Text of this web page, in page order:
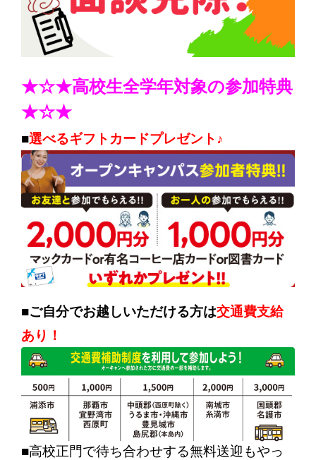
★☆★高校生全学年対象の参加特典
★☆★
■選べるギフトカードプレゼント♪
■ご自分でお越しいただける方は交通費支給
あり！
■高校正門で待ち合わせする無料送迎もやっ